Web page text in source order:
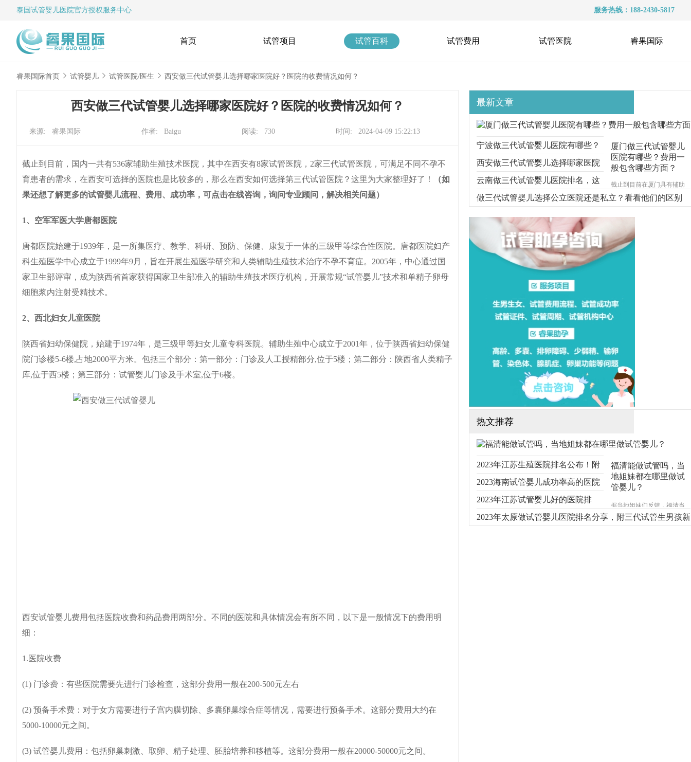
泰国试管婴儿 医院官方授权服务中心 服务热线：188-2430-5817
首页 试管项目 试管百科 试管费用 试管医院 睿果国际
睿果国际首页 试管婴儿 试管医院/医生 西安做三代试管婴儿选择哪家医院好？医院的收费情况如何？
西安做三代试管婴儿选择哪家医院好？医院的收费情况如何？
来源: 睿果国际 作者: Baigu 阅读: 730 时间: 2024-04-09 15:22:13
截止到目前，国内一共有536家辅助生殖技术医院，其中在西安有8家试管医院，2家三代试管医院，可满足不同不孕不
育患者的需求，在西安可选择的医院也是比较多的，那么在西安如何选择第三代试管医院？这里为大家整理好了！
（如
果还想了解更多的试管婴儿流程、费用、成功率，可点击在线咨询，询问专业顾问，解决相关问题）
1、空军军医大学唐都医院
唐都医院始建于1939年，是一所集医疗、教学、科研、预防、保健、康复于一体的三级甲等综合性医院。唐都医院妇产
科生殖医学中心成立于1999年9月，旨在开展生殖医学研究和人类辅助生殖技术治疗不孕不育症。2005年，中心通过国
家卫生部评审，成为陕西省首家获得国家卫生部准入的辅助生殖技术医疗机构，开展常规“试管婴儿”技术和单精子卵母
细胞浆内注射受精技术。
2、西北妇女儿童医院
陕西省妇幼保健院，始建于1974年，是三级甲等妇女儿童专科医院。辅助生殖中心成立于2001年，位于陕西省妇幼保健
院门诊楼5-6楼,占地2000平方米。包括三个部分：第一部分：门诊及人工授精部分,位于5楼；第二部分：陕西省人类精子
库,位于西5楼；第三部分：试管婴儿门诊及手术室,位于6楼。
西安试管婴儿费用包括医院收费和药品费用两部分。不同的医院和具体情况会有所不同，以下是一般情况下的费用明
细：
1.医院收费
(1) 门诊费：有些医院需要先进行门诊检查，这部分费用一般在200-500元左右
(2) 预备手术费：对于女方需要进行子宫内膜切除、多囊卵巢综合症等情况，需要进行预备手术。这部分费用大约在
5000-10000元之间。
(3) 试管婴儿费用：包括卵巢刺激、取卵、精子处理、胚胎培养和移植等。这部分费用一般在20000-50000元之间。
最新文章
厦门做三代试管婴儿
医院有哪些？费用一
般包含哪些方面？
截止到目前在厦门具有辅助
生殖技术资质的试管婴儿医
院一共有4家，分别为厦门的
一医院，这些医院都可以开
展一二代试管婴儿技术，下
面为大家整理厦门试管医院
宁波做三代试管婴儿医院有哪些？
选择医院时要多看什么？
西安做三代试管婴儿选择哪家医院
好？医院的收费情况如何？
云南做三代试管婴儿医院排名，这
三家医院都可以
做三代试管婴儿选择公立医院还是私立？看看他们的区别
热文推荐
福清能做试管吗，当
地姐妹都在哪里做试
管婴儿？
据当地姐妹们反馈，福清当
地并不能做试管婴儿，大多
数需要做试管辅助受孕的往
2023年江苏生殖医院排名公布！附
费用及成功率参考
2023海南试管婴儿成功率高的医院
有哪些？
2023年江苏试管婴儿好的医院排
名！附新排名参考
2023年太原做试管婴儿医院排名分享，附三代试管生男孩新